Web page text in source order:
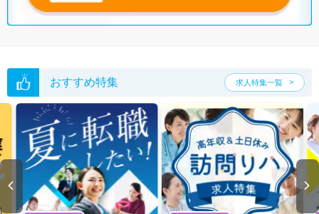
無料転職支援サービス
にお申し込みいただくと、ご希望条件をヒアリン
グした上で求人をご提案いたします。
い。
おすすめ特集 求人特集一覧